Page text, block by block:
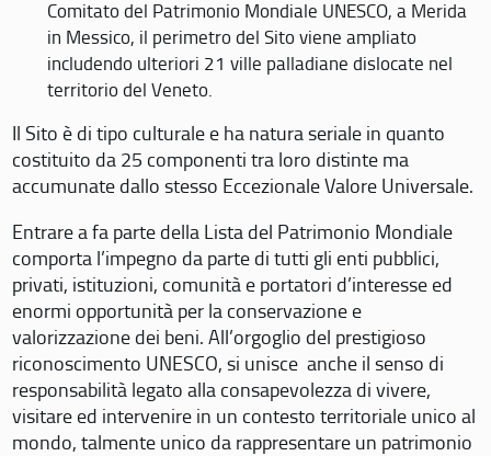
Comitato del Patrimonio Mondiale UNESCO, a Merida
in Messico, il perimetro del Sito viene ampliato
includendo ulteriori 21 ville palladiane dislocate nel
territorio del Veneto.
Il Sito è di tipo culturale e ha natura seriale in quanto
costituito da 25 componenti tra loro distinte ma
accumunate dallo stesso Eccezionale Valore Universale.
Entrare a fa parte della Lista del Patrimonio Mondiale
comporta l’impegno da parte di tutti gli enti pubblici,
privati, istituzioni, comunità e portatori d’interesse ed
enormi opportunità per la conservazione e
valorizzazione dei beni. All’orgoglio del prestigioso
riconoscimento UNESCO, si unisce anche il senso di
responsabilità legato alla consapevolezza di vivere,
visitare ed intervenire in un contesto territoriale unico al
mondo, talmente unico da rappresentare un patrimonio